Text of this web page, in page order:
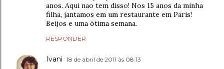
anos. Aqui nao tem disso! Nos 15 anos da minha
filha, jantamos em um restaurante em Paris!
Beijos e uma ótima semana.
RESPONDER
Ivani 18 de abril de 2011 às 08:13